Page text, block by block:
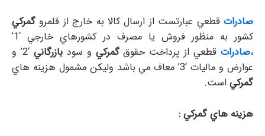
صادراتقطعي عبارتست از ارسال كالا به خارج از قلمروگمركي
كشور به منظور فروش يا مصرف در كشورهاي خارجي ‘1’
،‌صادراتقطعي از پرداخت حقوقگمركي و سودبازرگاني
‘2’ و
عوارض و ماليات ‘3’ معاف مي باشد وليكن مشمول هزينه هاي
گمركي است.
هزينه هاي گمركي :